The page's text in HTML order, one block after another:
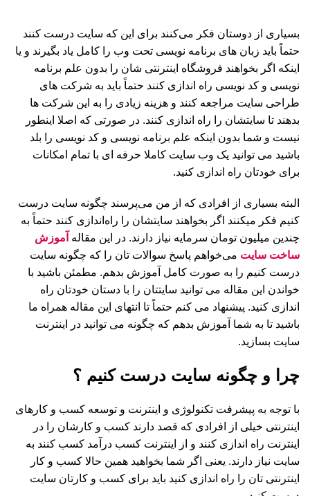
بسیاری از دوستان فکر می‌کنند برای این که سایت درست کنند
حتماً باید زبان های برنامه نویسی تحت وب را کامل یاد بگیرند و یا
اینکه اگر بخواهند فروشگاه اینترنتی شان را بدون علم برنامه
نویسی و کد نویسی راه اندازی کنند حتماً باید به شرکت های
طراحی سایت مراجعه کنند و هزینه زیادی را به این شرکت ها
بدهند تا سایتشان را راه اندازی کنند. در صورتی که اصلا اینطور
نیست و شما بدون اینکه علم برنامه نویسی و کد نویسی را بلد
باشید می توانید یک وب سایت کاملا حرفه ای با تمام امکانات
برای خودتان راه اندازی کنید.
البته بسیاری از افرادی که از من می‌پرسند چگونه سایت درست
کنیم فکر میکنند اگر بخواهند سایتشان را راه‌اندازی کنند حتماً به
چندین میلیون تومان سرمایه نیاز دارند. در این مقاله آموزش
ساخت سایت می‌خواهم پاسخ سوالات تان را که چگونه سایت
درست کنیم را به صورت کامل آموزش بدهم. مطمئن باشید با
خواندن این مقاله می توانید سایتتان را با دستان خودتان راه
اندازی کنید. پیشنهاد می کنم حتماً تا انتهای این مقاله همراه ما
باشید تا به شما آموزش بدهم که چگونه می توانید در اینترنت
سایت بسازید.
چرا و چگونه سایت درست کنیم ؟
با توجه به پیشرفت تکنولوژی و اینترنت و توسعه کسب و کارهای
اینترنتی خیلی از افرادی که قصد دارند کسب و کارشان را در
اینترنت راه اندازی کنند و از اینترنت کسب درآمد کسب کنند به
سایت نیاز دارند. یعنی اگر شما بخواهید همین حالا کسب و کار
اینترنتی تان را راه اندازی کنید باید برای کسب و کارتان سایت